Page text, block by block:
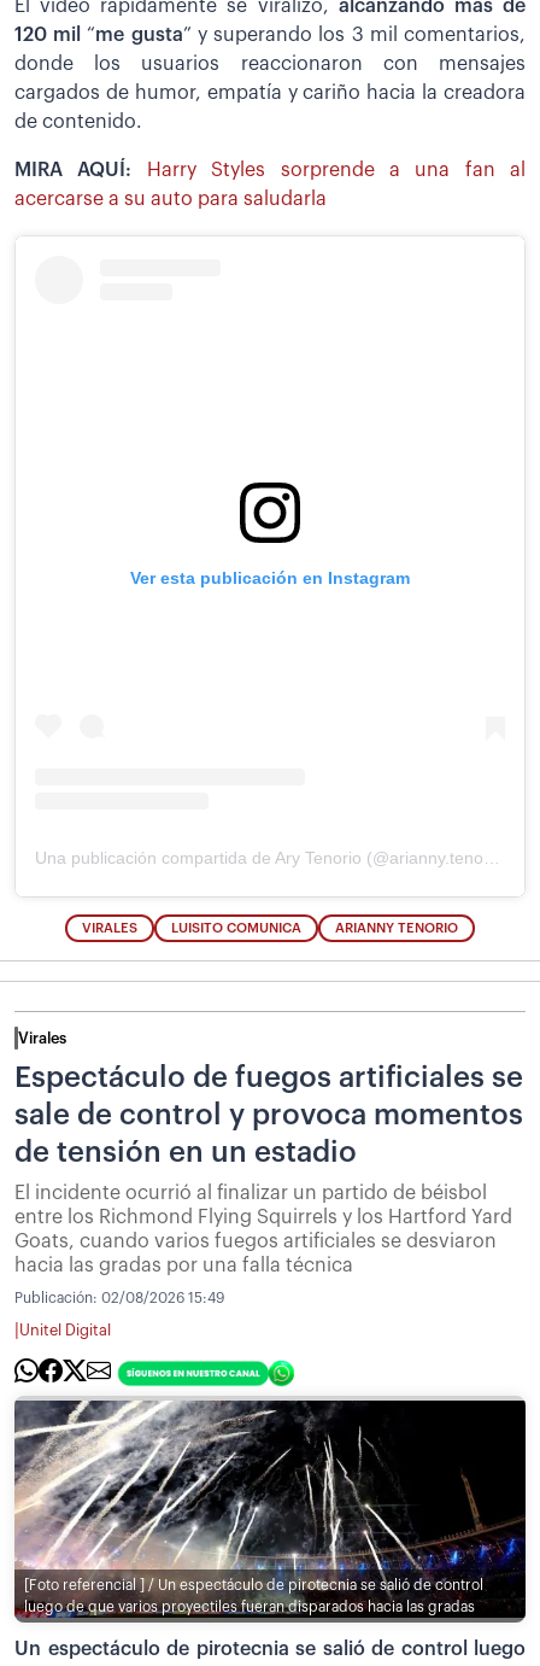
El video rápidamente se viralizó, alcanzando más de
120 mil
“me gusta” y superando los 3 mil comentarios,
donde los usuarios reaccionaron con mensajes
cargados de humor, empatía y cariño hacia la creadora
de contenido.
MIRA AQUÍ:
Harry Styles sorprende a una fan al
acercarse a su auto para saludarla
Ver esta publicación en Instagram
VIRALES LUISITO COMUNICA ARIANNY TENORIO
Virales
Espectáculo de fuegos artificiales se
sale de control y provoca momentos
de tensión en un estadio
El incidente ocurrió al finalizar un partido de béisbol
entre los Richmond Flying Squirrels y los Hartford Yard
Goats, cuando varios fuegos artificiales se desviaron
hacia las gradas por una falla técnica
Publicación: 02/08/2026 15:49
Unitel Digital
[Foto referencial ] / Un espectáculo de pirotecnia se salió de control
luego de que varios proyectiles fueran disparados hacia las gradas
Un espectáculo de pirotecnia se salió de control luego